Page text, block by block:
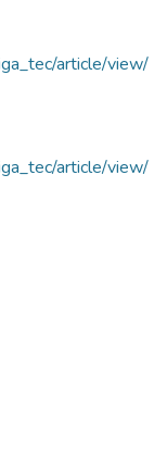
article/view/
article/view/